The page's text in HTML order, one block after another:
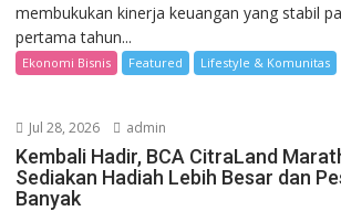
membukukan kinerja keuangan yang stabil
pertama tahun...
Ekonomi Bisnis Featured Lifestyle & Komunitas
Jul 28, 2026 admin
Kembali Hadir, BCA CitraLand
Sediakan Hadiah Lebih Besar dan
Banyak